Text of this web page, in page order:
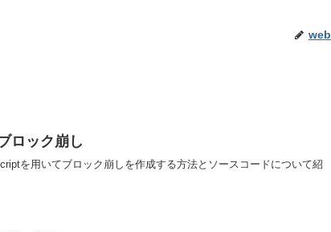
web
ロック崩し
を用いてブロック崩しを作成する方法とソースコードについて紹